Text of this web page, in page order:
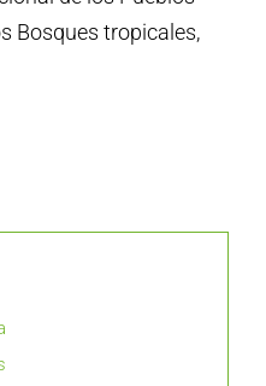
Bosques tropicales,